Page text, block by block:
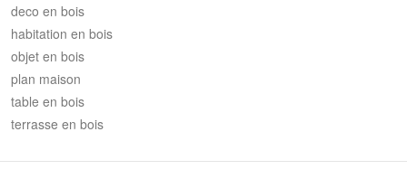
deco en bois
habitation en bois
objet en bois
plan maison
table en bois
terrasse en bois